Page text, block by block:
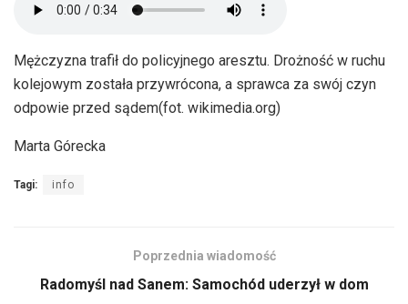
Mężczyzna trafił do policyjnego aresztu. Drożność w ruchu
kolejowym została przywrócona, a sprawca za swój czyn
odpowie przed sądem(fot. wikimedia.org)
Marta Górecka
Tagi: info
Poprzednia wiadomość
Radomyśl nad Sanem: Samochód uderzył w dom